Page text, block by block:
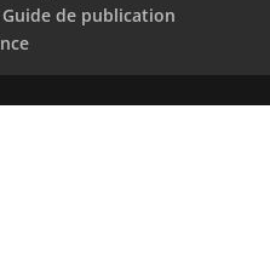
Guide de publication